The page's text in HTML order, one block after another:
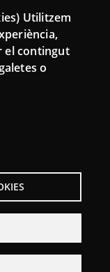
Utilitzem
el contingut
o
Accessibilitat